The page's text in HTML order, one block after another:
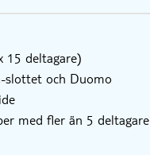
15 deltagare)
slottet och Duomo
med fler än 5 deltagare